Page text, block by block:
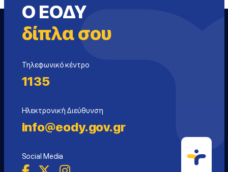
Ο ΕΟΔΥ
δίπλα σου
Τηλεφωνικό κέντρο
1135
Ηλεκτρονική Διεύθυνση
info@eody.gov.gr
Social Media